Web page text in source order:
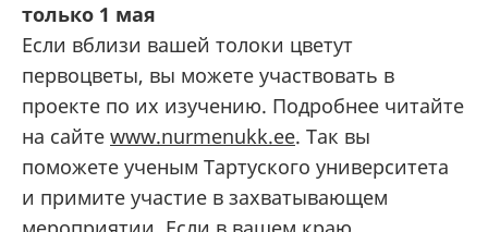
только 1 мая
Если вблизи вашей толоки цветут
первоцветы, вы можете участвовать в
проекте по их изучению. Подробнее читайте
на сайте www.nurmenukk.ee. Так вы
поможете ученым Тартуского университета
и примите участие в захватывающем